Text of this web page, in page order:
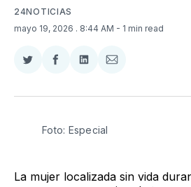
24NOTICIAS
mayo 19, 2026 . 8:44 AM - 1 min read
Compartir
Twitter
Compartir
Facebook
Compartir
LinkedIn
Compartir
Email
Foto: Especial
La mujer localizada sin vida